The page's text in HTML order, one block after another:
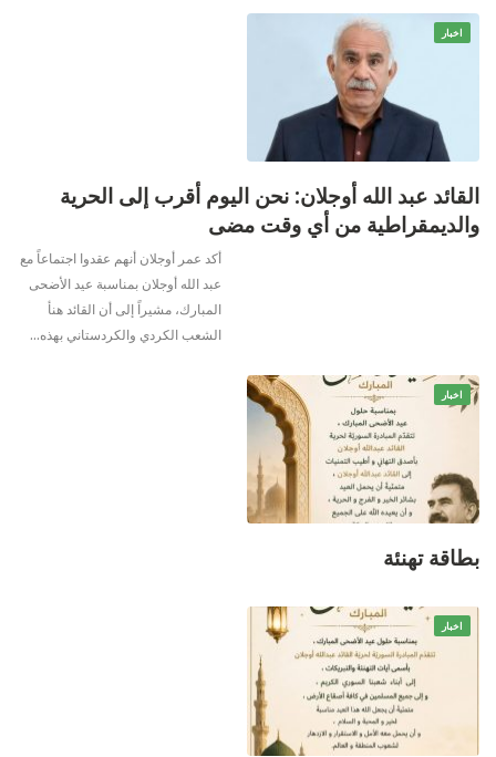
اخبار
القائد عبد الله أوجلان: نحن اليوم أقرب إلى الحرية
والديمقراطية من أي وقت مضى
أكد عمر أوجلان أنهم عقدوا اجتماعاً مع
عبد الله أوجلان بمناسبة عيد الأضحى
المبارك، مشيراً إلى أن القائد هنأ
الشعب الكردي والكردستاني بهذه…
اخبار
بطاقة تهنئة
اخبار